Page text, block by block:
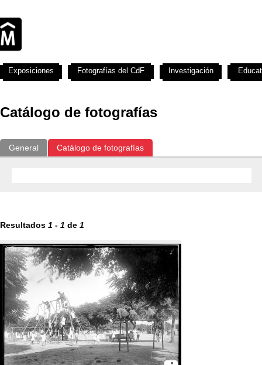
Catálogo de fotografías
General Catálogo de fotografías
Resultados 1 - 1 de 1
Exposiciones Fotografías del CdF Investigación